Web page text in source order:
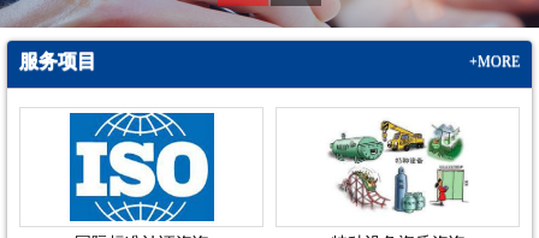
服务项目 +MORE